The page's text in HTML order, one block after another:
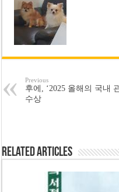
Previous
후에, ‘2025 올해의 국내
수상
Related Articles